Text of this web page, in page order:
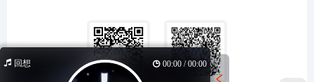
回想 00:00 / 00:00